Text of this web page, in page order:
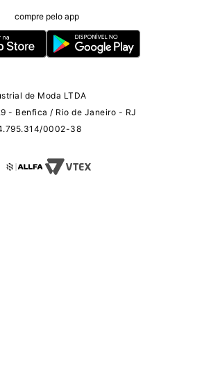
compre pelo app
de Moda LTDA
- Benfica / Rio de Janeiro - RJ
0002-38